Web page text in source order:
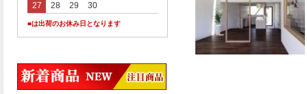
27
28 29 30
■は出荷のお休み日となります